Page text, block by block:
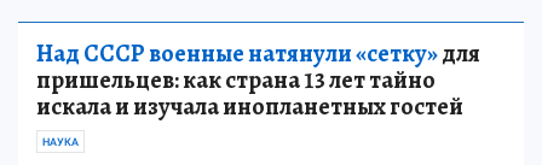
Над СССР военные натянули «сетку»для
пришельцев: как страна 13 лет тайно
искала и изучала инопланетных гостей
НАУКА